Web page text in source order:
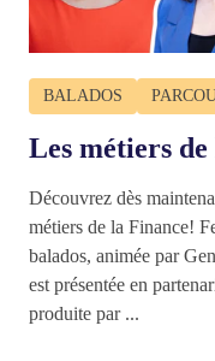
BALADOS
Les métiers
Découvrez dès
métiers de la Finance!
balados, animée par
est présentée en
produite par ...